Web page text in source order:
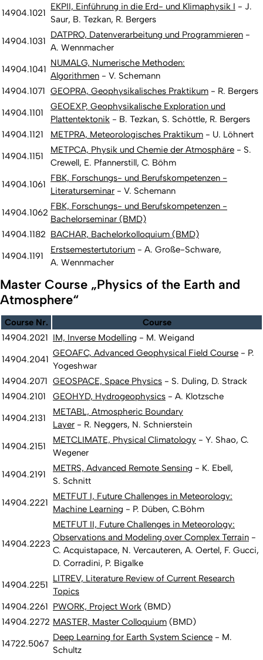
14904.1021
EKPII, Einführung in die Erd- und Klimaphysik I - J.
Saur, B. Tezkan, R. Bergers
14904.1031
DATPRO, Datenverarbeitung und Programmieren -
A. Wennmacher
14904.1041
NUMALG, Numerische Methoden:
Algorithmen - V. Schemann
14904.1071 GEOPRA, Geophysikalisches Praktikum - R. Bergers
14904.1101
GEOEXP, Geophysikalische Exploration und
Plattentektonik - B. Tezkan, S. Schöttle, R. Bergers
14904.1121
METPRA, Meteorologisches Praktikum - U. Löhnert
14904.1151
METPCA, Physik und Chemie der Atmosphäre - S.
Crewell, E. Pfannerstill, C. Böhm
14904.1061
FBK, Forschungs- und Berufskompetenzen -
Literaturseminar - V. Schemann
14904.1062
FBK, Forschungs- und Berufskompetenzen -
Bachelorseminar (BMD)
14904.1182 BACHAR, Bachelorkolloquium (BMD)
14904.1191
Erstsemestertutorium - A. Große-Schware,
A. Wennmacher
Master Course „Physics of the Earth and
Atmosphere“
Course Nr.
Course
14904.2021 IM, Inverse Modelling - M. Weigand
14904.2041
GEOAFC, Advanced Geophysical Field Course - P.
Yogeshwar
14904.2071 GEOSPACE, Space Physics - S. Duling, D. Strack
14904.2101
GEOHYD, Hydrogeophysics - A. Klotzsche
14904.2131
METABL, Atmospheric Boundary
Layer - R. Neggers, N. Schnierstein
14904.2151
METCLIMATE, Physical Climatology - Y. Shao, C.
Wegener
14904.2191
METRS, Advanced Remote Sensing - K. Ebell,
S. Schnitt
14904.2221
METFUT I, Future Challenges in Meteorology:
Machine Learning - P. Düben, C.Böhm
14904.2223
METFUT II, Future Challenges in Meteorology:
Observations and Modeling over Complex Terrain -
C. Acquistapace, N. Vercauteren, A. Oertel, F. Gucci,
D. Corradini, P. Bigalke
14904.2251
LITREV, Literature Review of Current Research
Topics
14904.2261 PWORK, Project Work (BMD)
14904.2272 MASTER, Master Colloquium (BMD)
14722.5067
Deep Learning for Earth System Science - M.
Schultz